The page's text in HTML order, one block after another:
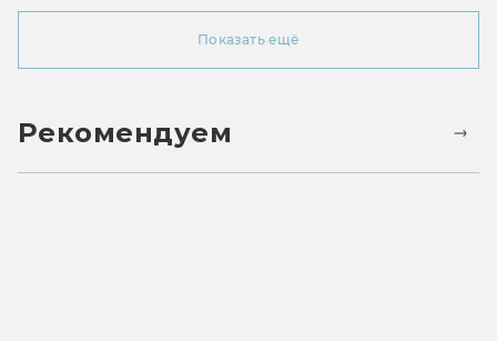
Показать ещё
Рекомендуем